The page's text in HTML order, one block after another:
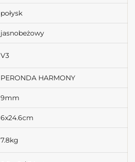
połysk
jasnobeżowy
V3
PERONDA HARMONY
9mm
6x24.6cm
7.8kg